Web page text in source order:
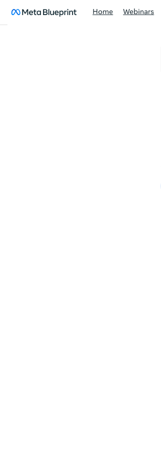
Home Webinars